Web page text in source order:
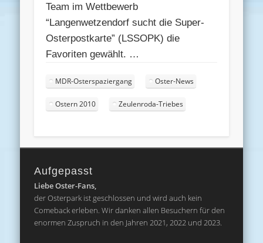
Team im Wettbewerb
“Langenwetzendorf sucht die Super-
Osterpostkarte” (LSSOPK) die
Favoriten gewählt. …
MDR-Osterspaziergang Oster-News
Ostern 2010 Zeulenroda-Triebes
Aufgepasst
Liebe Oster-Fans,
der Osterpark ist geschlossen und wird auch kein
Comeback erleben. Wir danken allen Besuchern für den
enormen Zuspruch in den Jahren 2021, 2022 und 2023.